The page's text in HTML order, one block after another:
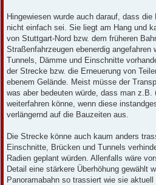
Hingewiesen wurde auch darauf, dass
nicht einfach sei. Sie liegt am Hang und
von Stuttgart-Nord bzw. dem früheren
Straßenfahrzeugen ebenerdig angefahren
Tunnels, Dämme und Einschnitte
der Strecke bzw. die Erneuerung von
ebenem Gelände. Meist müsse der
was aber bedeuten würde, dass man
weiterfahren könne, wenn diese
verlängernd auf die Bauzeiten aus.
Die Strecke könne auch kaum anders
Einschnitte, Brücken und Tunnels
Radien geplant würden. Allenfalls wäre
Detail eine stärkere Überhöhung gewählt
Panoramabahn so trassiert wie sie